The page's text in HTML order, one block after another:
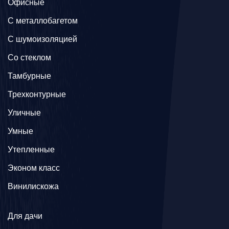
Офисные
C металлобагетом
С шумоизоляцией
Со стеклом
Тамбурные
Трехконтурные
Уличные
Умные
Утепленные
Эконом класс
Винилискожа
Для дачи